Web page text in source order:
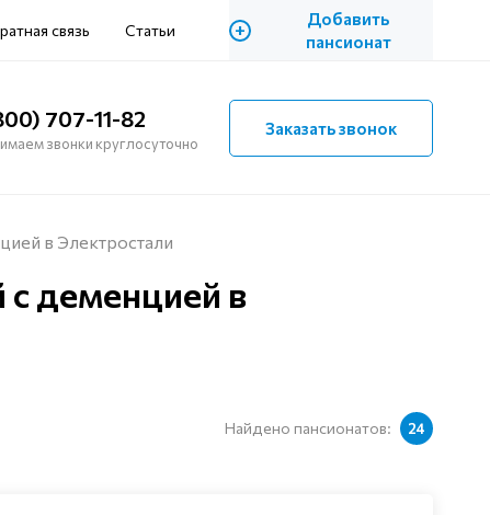
связь Статьи +
Добавить
пансионат
707-11-82
звонки круглосуточно
Заказать звонок
в Электростали
деменцией в
Найдено пансионатов: 24